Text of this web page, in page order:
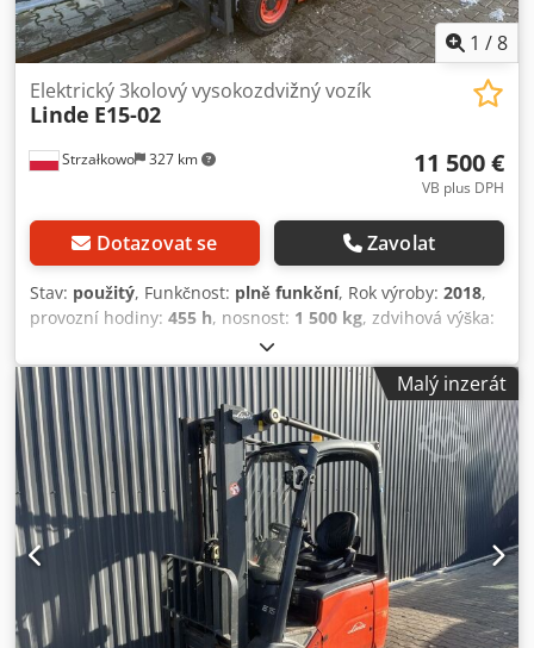
1 /8
Strzałkowo 327 km
Elektrický 3kolový vysokozdvižný vozík
Linde E15-02
11 500 €
VB plus DPH
Dotazovat se Zavolat
Stav: použitý, Funkčnost: plně funkční, Rok výroby: 2018,
provozní hodiny: 455 h, nosnost: 1 500 kg, zdvihová výška:
1 519 mm
typ stožáru:triplex, stavební výška:2 121 mm, typ pohonu:
Elektro , Elektrický tříkolový vysokozdvižný vozík ISO třída:
ISO třída 2 = 1 000 – 2 500 kg Typ stožáru: Triplex Stav:
Připraven k provozu a plně funkční Dodpfsx Inu Sjx Agdeck
Technický stav: dobrý Baterie Volt: 24V Boční posuv, 3.
ventil,
Malý inzerát